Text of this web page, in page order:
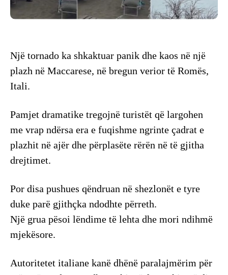
Një tornado ka shkaktuar panik dhe kaos në një
plazh në Maccarese, në bregun verior të Romës,
Itali.
Pamjet dramatike tregojnë turistët që largohen
me vrap ndërsa era e fuqishme ngrinte çadrat e
plazhit në ajër dhe përplasëte rërën në të gjitha
drejtimet.
Por disa pushues qëndruan në shezlonët e tyre
duke parë gjithçka ndodhte përreth.
Një grua pësoi lëndime të lehta dhe mori ndihmë
mjekësore.
Autoritetet italiane kanë dhënë paralajmërim për